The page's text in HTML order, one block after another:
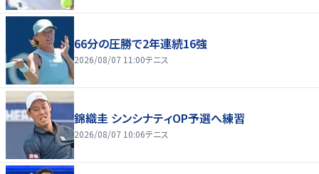
66分の圧勝で2年連続16強
2026/08/07 11:00テニス
錦織圭 シンシナティOP予選へ練習
2026/08/07 10:06テニス